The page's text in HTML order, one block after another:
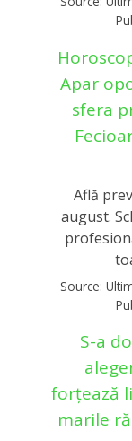
Apar
sfera
Află
august.
Source:
S-a
forțează
marile